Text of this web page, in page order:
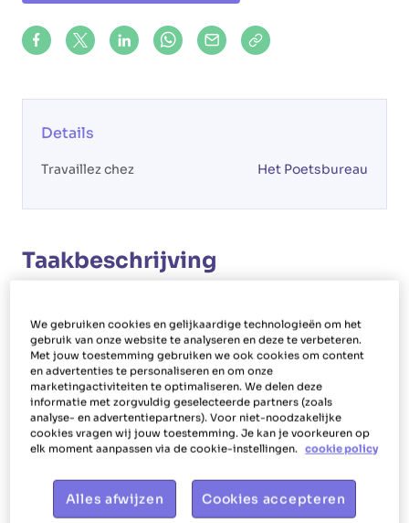
Share on Facebook
Share on X (formerly Twitter)
Share on LinkedIn
Share via Whatsapp
Share via Mail
Copy to clipboard
Details
Travaillez chez Het Poetsbureau
Taakbeschrijving
En tant qu'aide-ménagère à Wommelgem, vous
nettoyez les domiciles des clients et remplissez
des tâches ménagères supplémentaires.
Changez des draps, préparez les lits, repassez,
lavez les vitres, lavez la vaisselle, rangez la
courses.
We gebruiken cookies en gelijkaardige technologieën om het
gebruik van onze website te analyseren en deze te verbeteren.
Met jouw toestemming gebruiken we ook cookies om content
en advertenties te personaliseren en om onze
marketingactiviteiten te optimaliseren. We delen deze
informatie met zorgvuldig geselecteerde partners (zoals
analyse- en advertentiepartners). Voor niet-noodzakelijke
cookies vragen wij jouw toestemming. Je kan je voorkeuren op
elk moment aanpassen via de cookie-instellingen. cookie policy
Alles afwijzen Cookies accepteren